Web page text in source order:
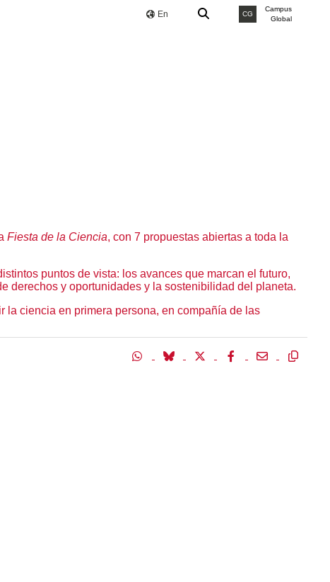
En CG
Campus
Global
Fiesta de la Ciencia, con 7 propuestas abiertas a toda la
puntos de vista: los avances que marcan el futuro,
derechos y oportunidades y la sostenibilidad del planeta.
la ciencia en primera persona, en compañía de las